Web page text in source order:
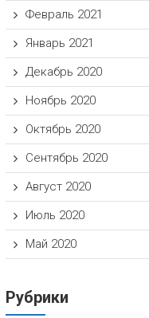
Февраль 2021
Январь 2021
Декабрь 2020
Ноябрь 2020
Октябрь 2020
Сентябрь 2020
Август 2020
Июль 2020
Май 2020
Рубрики